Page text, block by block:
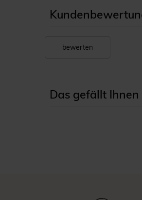
bewerten
Das gefällt